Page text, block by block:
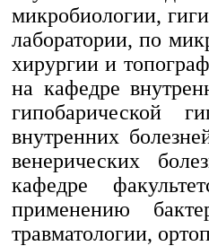
микробиологии,
лаборатории, по
хирургии и
на кафедре
гипобарической
внутренних
венерических
кафедре
применению
травматологии,